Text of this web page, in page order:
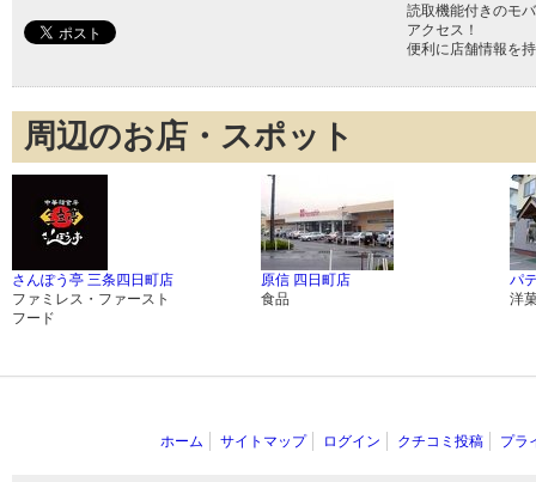
読取機能付きのモ
アクセス！
便利に店舗情報を
周辺のお店・スポット
さんぽう亭 三条四日町店
ファミレス・ファースト
フード
原信 四日町店
食品
パ
洋
ホーム サイトマップ ログイン クチコミ投稿 プラ